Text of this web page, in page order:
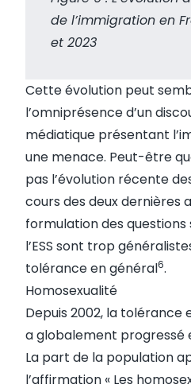
de l’immigration en
et 2023
Cette évolution peut
l’omniprésence d’un
médiatique présentant
une menace. Peut-être
pas l’évolution récente
cours des deux dernières
formulation des questions
l’ESS sont trop
tolérance en général6.
Homosexualité
Depuis 2002, la tolérance
a globalement progressé
La part de la population
l’affirmation « Les